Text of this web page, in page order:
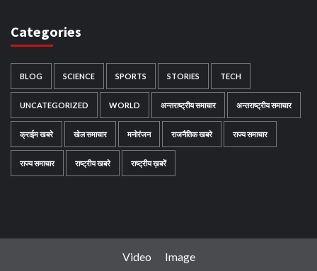
Categories
BLOG SCIENCE SPORTS STORIES TECH
UNCATEGORIZED WORLD अन्तराष्ट्रीय समाचार अन्तराष्ट्रीय समाचार
क्राईम खबरे खेल समाचार मनोरंजन राजनैतिक खबरे राज्य समाचार
राज्य समाचार राष्ट्रीय खबरे राष्ट्रीय ख़बरें
Video Image